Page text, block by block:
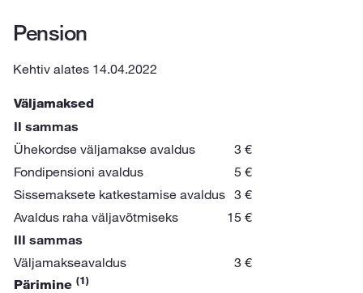
Pension
Kehtiv alates 14.04.2022
Väljamaksed
II sammas
Ühekordse väljamakse avaldus
3 €
Fondipensioni avaldus
5 €
Sissemaksete katkestamise avaldus 3 €
Avaldus raha väljavõtmiseks
15 €
III sammas
Väljamakseavaldus
3 €
Pärimine (1)